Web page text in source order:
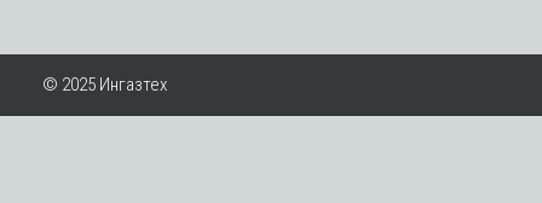
© 2025 Ингазтех